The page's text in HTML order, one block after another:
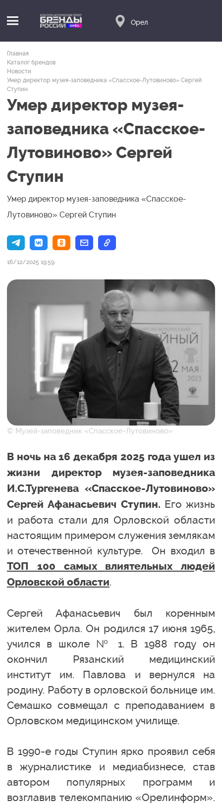
Орел
Главная
Каталог брендов
Новости
Умер директор музея-заповедника «Спасское-Лутовиново» Сергей
Ступин
Умер директор музея-
заповедника «Спасское-
Лутовиново» Сергей
Ступин
Умер директор музея-заповедника «Спасское-
Лутовиново» Сергей Ступин
16/12/2025 19:59
© Музей-заповедник «Спасское-Лутовиново»
В ночь на 16 декабря 2025 года ушел из
жизни директор музея-заповедника
И.С.Тургенева «Спасское-Лутовиново»
Сергей Афанасьевич Ступин. Его жизнь
и работа стали для Орловской области
настоящим примером служения землякам
и отечественной культуре. Он входил в
ТОП 100 самых влиятельных людей
Орловской области.
Сергей Афанасьевич был коренным
жителем Орла. Он родился 17 июня 1965,
учился в школе № 1. В 1988 году он
окончил Рязанский медицинский
институт им. Павлова и вернулся на
родину. Работу в орловской больнице им.
Семашко совмещал с преподаванием в
Орловском медицинском училище.
В 1990-е годы Ступин ярко проявил себя
в журналистике и медиабизнесе, став
автором популярных программ и
возглавив телекомпанию «Орелинформ».